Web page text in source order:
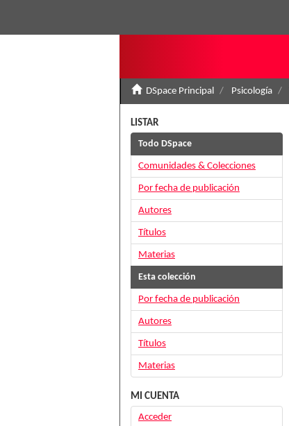
DSpace Principal Psicología
LISTAR
Todo DSpace
Comunidades & Colecciones
Por fecha de publicación
Autores
Títulos
Materias
Esta colección
Por fecha de publicación
Autores
Títulos
Materias
MI CUENTA
Acceder